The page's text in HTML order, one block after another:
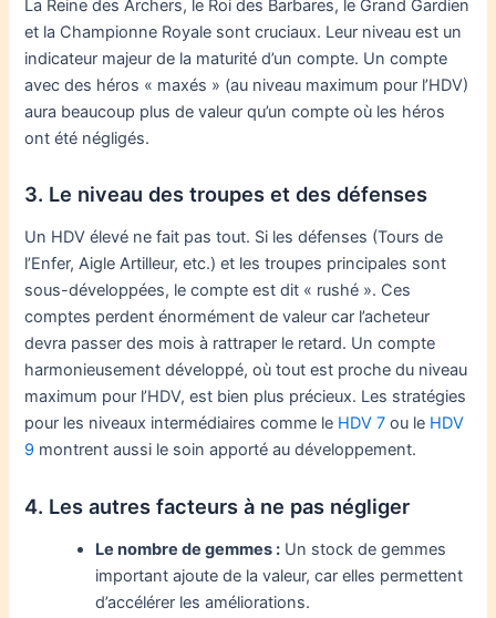
La Reine des Archers, le Roi des Barbares, le Grand Gardien
et la Championne Royale sont cruciaux. Leur niveau est un
indicateur majeur de la maturité d’un compte. Un compte
avec des héros « maxés » (au niveau maximum pour l’HDV)
aura beaucoup plus de valeur qu’un compte où les héros
ont été négligés.
3. Le niveau des troupes et des défenses
Un HDV élevé ne fait pas tout. Si les défenses (Tours de
l’Enfer, Aigle Artilleur, etc.) et les troupes principales sont
sous-développées, le compte est dit « rushé ». Ces
comptes perdent énormément de valeur car l’acheteur
devra passer des mois à rattraper le retard. Un compte
harmonieusement développé, où tout est proche du niveau
maximum pour l’HDV, est bien plus précieux. Les stratégies
pour les niveaux intermédiaires comme le HDV 7 ou le HDV
9 montrent aussi le soin apporté au développement.
4. Les autres facteurs à ne pas négliger
Le nombre de gemmes : Un stock de gemmes
important ajoute de la valeur, car elles permettent
d’accélérer les améliorations.